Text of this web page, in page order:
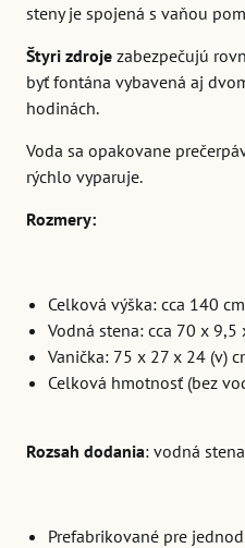
steny je spojená s vaňou
Štyri zdroje zabezpečujú
byť fontána vybavená aj
hodinách.
Voda sa opakovane
rýchlo vyparuje.
Rozmery:
Celková výška: cca 140 cm
Vodná stena: cca 70 x 9,5
Vanička: 75 x 27 x 24 (v)
Celková hmotnosť (bez
Rozsah dodania: vodná
Prefabrikované pre